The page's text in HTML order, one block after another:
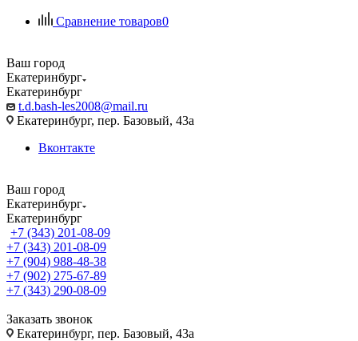
Сравнение товаров0
Ваш город
Екатеринбург
Екатеринбург
t.d.bash-les2008@mail.ru
Екатеринбург, пер. Базовый, 43а
Вконтакте
Ваш город
Екатеринбург
Екатеринбург
+7 (343) 201-08-09
+7 (343) 201-08-09
+7 (904) 988-48-38
+7 (902) 275-67-89
+7 (343) 290-08-09
Заказать звонок
Екатеринбург, пер. Базовый, 43а